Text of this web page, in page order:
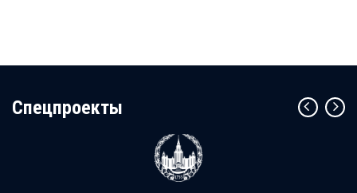
Cпецпроекты